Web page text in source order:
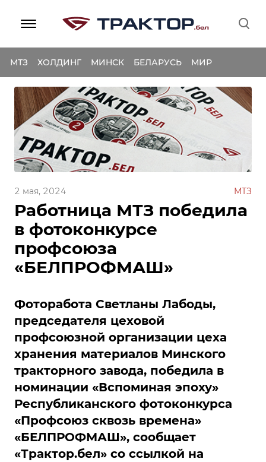
МТЗ ХОЛДИНГ МИНСК БЕЛАРУСЬ МИР
Работница МТЗ победила
в фотоконкурсе
профсоюза
«БЕЛПРОФМАШ»
2 мая, 2024 МТЗ
Фоторабота Светланы Лабоды,
председателя цеховой
профсоюзной организации цеха
хранения материалов Минского
тракторного завода, победила в
номинации «Вспоминая эпоху»
Республиканского фотоконкурса
«Профсоюз сквозь времена»
«БЕЛПРОФМАШ», сообщает
«Трактор.бел» со ссылкой на